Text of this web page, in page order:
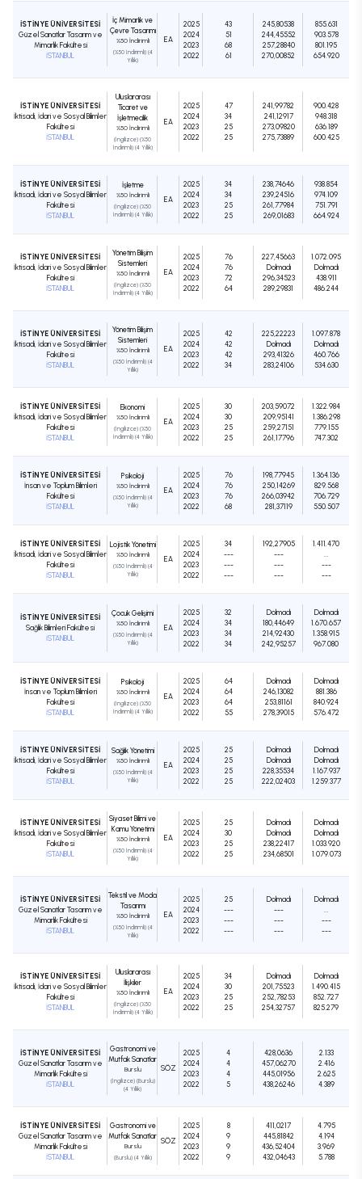
İSTİNYE ÜNİVERSİTESİ
Güzel Sanatlar Tasarım ve
Mimarlık Fakültesi
İSTANBUL
İç Mimarlık ve
Çevre Tasarımı
%50 İndirimli
(%50 İndirimli) (4
Yıllık)
EA
2025
2024
2023
2022
43
51
68
61
245,80538
244,45552
257,28840
270,00852
855.631
903.578
801.195
654.920
İSTİNYE ÜNİVERSİTESİ
İktisadi, İdari ve Sosyal Bilimler
Fakültesi
İSTANBUL
Uluslararası
Ticaret ve
İşletmecilik
%50 İndirimli
(İngilizce) (%50
İndirimli) (4 Yıllık)
EA
2025
2024
2023
2022
47
34
25
25
241,99782
241,12917
273,09820
275,73889
900.428
948.318
636.189
600.425
İSTİNYE ÜNİVERSİTESİ
İktisadi, İdari ve Sosyal Bilimler
Fakültesi
İSTANBUL
İşletme
%50 İndirimli
(İngilizce) (%50
İndirimli) (4 Yıllık)
EA
2025
2024
2023
2022
34
34
25
25
238,74646
239,24516
261,77984
269,01683
938.854
974.109
751.791
664.924
İSTİNYE ÜNİVERSİTESİ
İktisadi, İdari ve Sosyal Bilimler
Fakültesi
İSTANBUL
Yönetim Bilişim
Sistemleri
%50 İndirimli
(İngilizce) (%50
İndirimli) (4 Yıllık)
EA
2025
2024
2023
2022
76
76
72
64
227,45663
Dolmadı
296,34523
289,29831
1.072.095
Dolmadı
438.911
486.244
İSTİNYE ÜNİVERSİTESİ
İktisadi, İdari ve Sosyal Bilimler
Fakültesi
İSTANBUL
Yönetim Bilişim
Sistemleri
%50 İndirimli
(%50 İndirimli) (4
Yıllık)
EA
2025
2024
2023
2022
42
42
42
34
225,22223
Dolmadı
293,41326
283,24106
1.097.878
Dolmadı
460.766
534.630
İSTİNYE ÜNİVERSİTESİ
İktisadi, İdari ve Sosyal Bilimler
Fakültesi
İSTANBUL
Ekonomi
%50 İndirimli
(İngilizce) (%50
İndirimli) (4 Yıllık)
EA
2025
2024
2023
2022
30
30
25
25
203,59072
209,95141
259,27151
261,17796
1.322.984
1.386.298
779.155
747.302
İSTİNYE ÜNİVERSİTESİ
İnsan ve Toplum Bilimleri
Fakültesi
İSTANBUL
Psikoloji
%50 İndirimli
(%50 İndirimli) (4
Yıllık)
EA
2025
2024
2023
2022
76
76
76
68
198,77945
250,14269
266,03942
281,37119
1.364.136
829.568
706.729
550.507
İSTİNYE ÜNİVERSİTESİ
İktisadi, İdari ve Sosyal Bilimler
Fakültesi
İSTANBUL
Lojistik Yönetimi
%50 İndirimli
(%50 İndirimli) (4
Yıllık)
EA
2025
2024
2023
2022
34
---
---
---
192,27905
---
---
---
1.411.470
---
---
İSTİNYE ÜNİVERSİTESİ
Sağlık Bilimleri Fakültesi
İSTANBUL
Çocuk Gelişimi
%50 İndirimli
(%50 İndirimli) (4
Yıllık)
EA
2025
2024
2023
2022
32
34
34
34
Dolmadı
180,44649
214,92430
242,95257
Dolmadı
1.670.657
1.358.915
967.080
İSTİNYE ÜNİVERSİTESİ
İnsan ve Toplum Bilimleri
Fakültesi
İSTANBUL
Psikoloji
%50 İndirimli
(İngilizce) (%50
İndirimli) (4 Yıllık)
EA
2025
2024
2023
2022
64
64
64
55
Dolmadı
246,13082
253,81161
278,39015
Dolmadı
881.386
840.924
576.472
İSTİNYE ÜNİVERSİTESİ
İktisadi, İdari ve Sosyal Bilimler
Fakültesi
İSTANBUL
Sağlık Yönetimi
%50 İndirimli
(%50 İndirimli) (4
Yıllık)
EA
2025
2024
2023
2022
25
25
25
25
Dolmadı
Dolmadı
228,35534
222,02403
Dolmadı
Dolmadı
1.167.937
1.259.377
İSTİNYE ÜNİVERSİTESİ
İktisadi, İdari ve Sosyal Bilimler
Fakültesi
İSTANBUL
Siyaset Bilimi ve
Kamu Yönetimi
%50 İndirimli
(%50 İndirimli) (4
Yıllık)
EA
2025
2024
2023
2022
25
30
25
25
Dolmadı
Dolmadı
238,22417
234,68501
Dolmadı
Dolmadı
1.033.920
1.079.073
İSTİNYE ÜNİVERSİTESİ
Güzel Sanatlar Tasarım ve
Mimarlık Fakültesi
İSTANBUL
Tekstil ve Moda
Tasarımı
%50 İndirimli
(%50 İndirimli) (4
Yıllık)
EA
2025
2024
2023
2022
25
---
---
---
Dolmadı
---
---
---
Dolmadı
---
---
İSTİNYE ÜNİVERSİTESİ
İktisadi, İdari ve Sosyal Bilimler
Fakültesi
İSTANBUL
Uluslararası
İlişkiler
%50 İndirimli
(İngilizce) (%50
İndirimli) (4 Yıllık)
EA
2025
2024
2023
2022
34
30
25
25
Dolmadı
201,75523
252,78253
254,32757
Dolmadı
1.490.415
852.727
825.279
İSTİNYE ÜNİVERSİTESİ
Güzel Sanatlar Tasarım ve
Mimarlık Fakültesi
İSTANBUL
Gastronomi ve
Mutfak Sanatları
Burslu
(İngilizce) (Burslu)
(4 Yıllık)
SÖZ
2025
2024
2023
2022
4
4
4
5
428,0636
457,06270
445,01956
438,26246
2.133
2.416
2.625
4.389
İSTİNYE ÜNİVERSİTESİ
Güzel Sanatlar Tasarım ve
Mimarlık Fakültesi
İSTANBUL
Gastronomi ve
Mutfak Sanatları
Burslu
(Burslu) (4 Yıllık)
SÖZ
2025
2024
2023
2022
8
9
9
9
411,0217
445,81842
436,52404
432,04643
4.795
4.194
3.969
5.788